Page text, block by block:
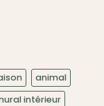
animal
intérieur